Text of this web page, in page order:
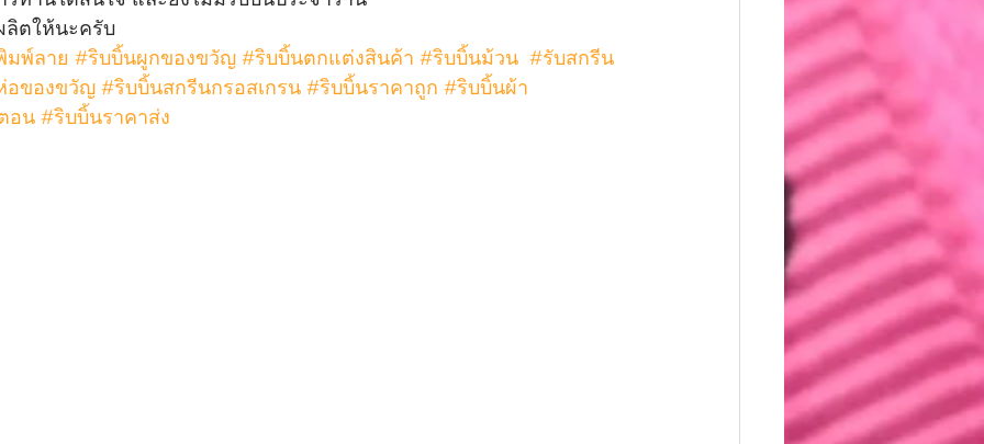
ลิตให้นะครับ
มพ์ลาย #ริบบิ้นผูกของขวัญ #ริบบิ้นตกแต่งสินค้า #ริบบิ้นม้วน #รับสกรีน
อของขวัญ #ริบบิ้นสกรีนกรอสเกรน #ริบบิ้นราคาถูก #ริบบิ้นผ้า
อน #ริบบิ้นราคาส่ง